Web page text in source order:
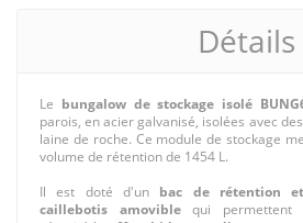
Détails
Le bungalow de stockage isolé
parois, en acier galvanisé, isolées avec
laine de roche. Ce module de stockage
volume de rétention de 1454 L.
Il est doté d'un bac de rétention
caillebotis amoviblequi permettent